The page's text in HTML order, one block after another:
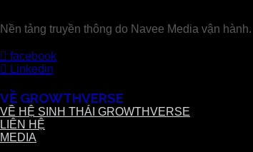
Nền tảng truyền thông do Navee Media vận hành.
facebook
Linkedin
VỀ GROWTHVERSE
VỀ HỆ SINH THÁI GROWTHVERSE
LIÊN HỆ
MEDIA